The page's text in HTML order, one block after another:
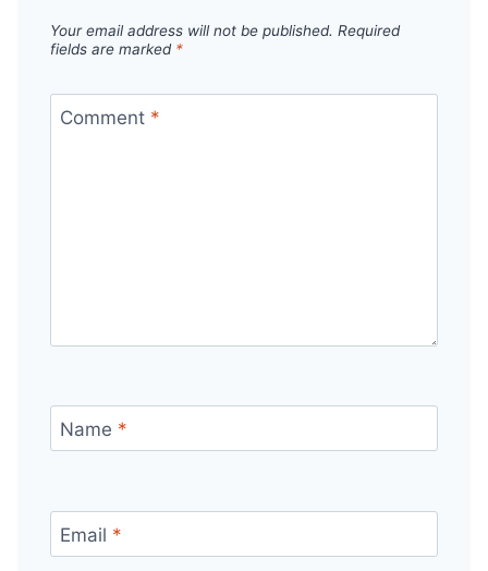
Your email address will not be published. Required
fields are marked *
Comment *
Name *
Email *